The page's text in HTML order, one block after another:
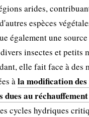
arides,
espèces
également une
insectes et petits
elle fait face à des
àla modification des
au
cycles hydriques